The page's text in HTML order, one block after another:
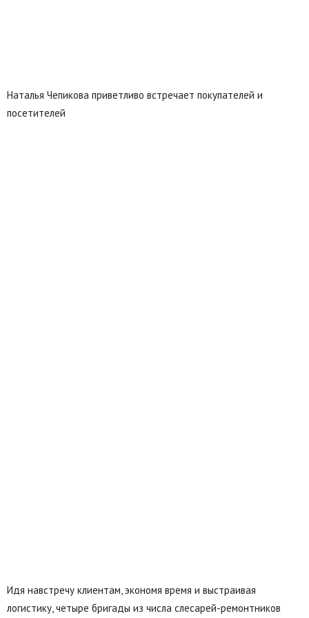
Наталья Чепикова приветливо встречает покупателей и
посетителей
Идя навстречу клиентам, экономя время и выстраивая
логистику, четыре бригады из числа слесарей-ремонтников